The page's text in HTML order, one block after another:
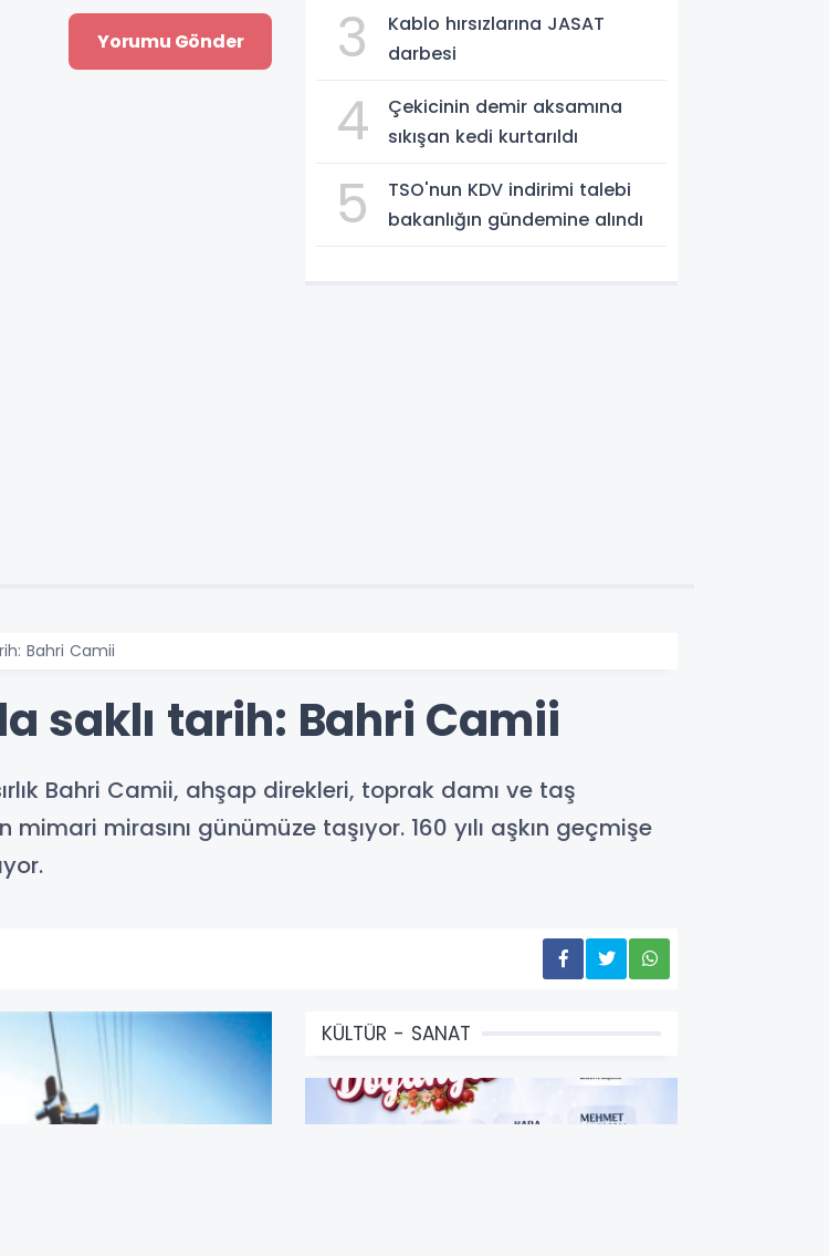
3
Kablo hırsızlarına JASAT
darbesi
4
Çekicinin demir aksamına
sıkışan kedi kurtarıldı
5
TSO'nun KDV indirimi talebi
bakanlığın gündemine alındı
Bahri Camii
saklı tarih: Bahri Camii
Bahri Camii, ahşap direkleri, toprak damı ve taş
mirasını günümüze taşıyor. 160 yılı aşkın geçmişe
KÜLTÜR - SANAT